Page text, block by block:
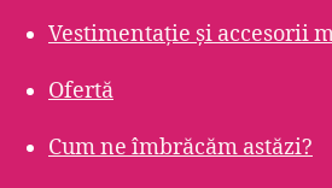
Vestimentație și accesorii
Ofertă
Cum ne îmbrăcăm astăzi?